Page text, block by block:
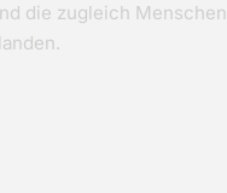
die zugleich Menschen